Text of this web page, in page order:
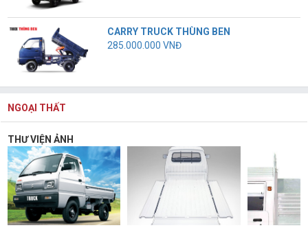
CARRY TRUCK THÙNG BEN
285.000.000 VNĐ
NGOẠI THẤT
THƯ VIỆN ẢNH